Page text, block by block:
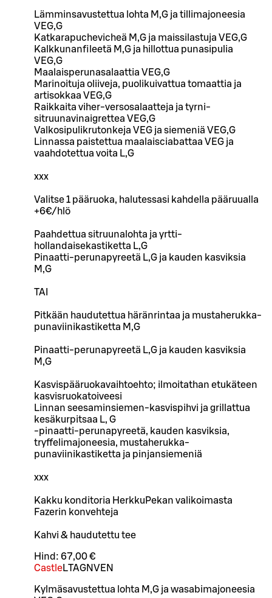
Lämminsavustettua lohta M,G ja tillimajoneesia
VEG,G
Katkarapuchevicheä M,G ja maissilastuja VEG,G
Kalkkunanfileetä M,G ja hillottua punasipulia
VEG,G
Maalaisperunasalaattia VEG,G
Marinoituja oliiveja, puolikuivattua tomaattia ja
artisokkaa VEG,G
Raikkaita viher-versosalaatteja ja tyrni-
sitruunavinaigrettea VEG,G
Valkosipulikrutonkeja VEG ja siemeniä VEG,G
Linnassa paistettua maalaisciabattaa VEG ja
vaahdotettua voita L,G
xxx
Valitse 1 pääruoka, halutessasi kahdella pääruualla
+6€/hlö
Paahdettua sitruunalohta ja yrtti-
hollandaisekastiketta L,G
Pinaatti-perunapyreetä L,G ja kauden kasviksia
M,G
TAI
Pitkään haudutettua häränrintaa ja mustaherukka-
punaviinikastiketta M,G
Pinaatti-perunapyreetä L,G ja kauden kasviksia
M,G
Kasvispääruokavaihtoehto; ilmoitathan etukäteen
kasvisruokatoiveesi
Linnan seesaminsiemen-kasvispihvi ja grillattua
kesäkurpitsaa L, G
-pinaatti-perunapyreetä, kauden kasviksia,
tryffelimajoneesia, mustaherukka-
punaviinikastiketta ja pinjansiemeniä
xxx
Kakku konditoria HerkkuPekan valikoimasta
Fazerin konvehteja
Kahvi & haudutettu tee
Hind: 67,00 €
CastleLTAGNVEN
Kylmäsavustettua lohta M,G ja wasabimajoneesia